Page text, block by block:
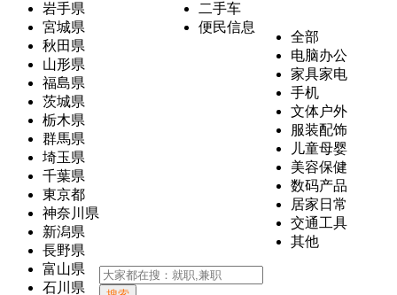
岩手県
宮城県
秋田県
山形県
福島県
茨城県
栃木県
群馬県
埼玉県
千葉県
東京都
神奈川県
新潟県
長野県
富山県
石川県
二手车
便民信息
全部
电脑办公
家具家电
手机
文体户外
服装配饰
儿童母婴
美容保健
数码产品
居家日常
交通工具
其他